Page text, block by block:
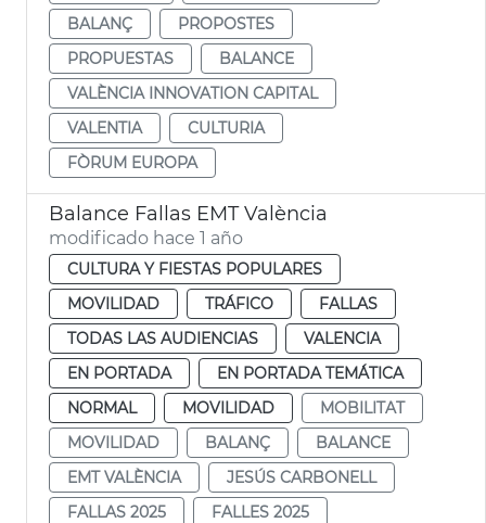
BALANÇ
PROPOSTES
PROPUESTAS
BALANCE
VALÈNCIA INNOVATION CAPITAL
VALENTIA
CULTURIA
FÒRUM EUROPA
Balance Fallas EMT València
modificado hace 1 año
CULTURA Y FIESTAS POPULARES
MOVILIDAD
TRÁFICO
FALLAS
TODAS LAS AUDIENCIAS
VALENCIA
EN PORTADA
EN PORTADA TEMÁTICA
NORMAL
MOVILIDAD
MOBILITAT
MOVILIDAD
BALANÇ
BALANCE
EMT VALÈNCIA
JESÚS CARBONELL
FALLAS 2025
FALLES 2025